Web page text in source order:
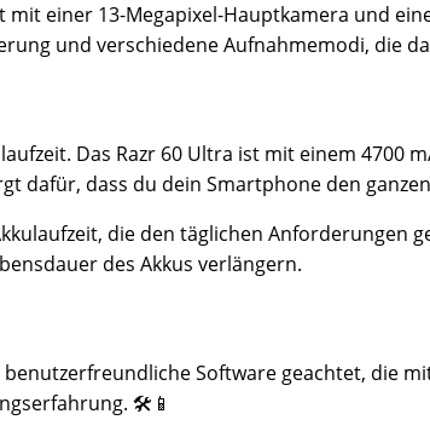
mit einer 13-Megapixel-Hauptkamera und
und verschiedene Aufnahmemodi, die
Das Razr 60 Ultra ist mit einem 4700
dafür, dass du dein Smartphone den
die den täglichen
des Akkus verlängern.
Software geachtet, die
🛠️📱